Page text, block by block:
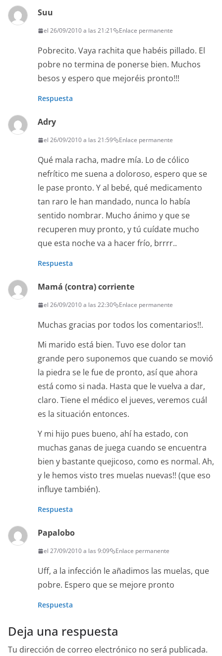
Suu
el 26/09/2010 a las 21:21 Enlace permanente
Pobrecito. Vaya rachita que habéis pillado. El
pobre no termina de ponerse bien. Muchos
besos y espero que mejoréis pronto!!!
Respuesta
Adry
el 26/09/2010 a las 21:59 Enlace permanente
Qué mala racha, madre mía. Lo de cólico
nefrítico me suena a doloroso, espero que se
le pase pronto. Y al bebé, qué medicamento
tan raro le han mandado, nunca lo había
sentido nombrar. Mucho ánimo y que se
recuperen muy pronto, y tú cuídate mucho
que esta noche va a hacer frío, brrrr..
Respuesta
Mamá (contra) corriente
el 26/09/2010 a las 22:30 Enlace permanente
Muchas gracias por todos los comentarios!!.
Mi marido está bien. Tuvo ese dolor tan
grande pero suponemos que cuando se movió
la piedra se le fue de pronto, así que ahora
está como si nada. Hasta que le vuelva a dar,
claro. Tiene el médico el jueves, veremos cuál
es la situación entonces.
Y mi hijo pues bueno, ahí ha estado, con
muchas ganas de juega cuando se encuentra
bien y bastante quejicoso, como es normal. Ah,
y le hemos visto tres muelas nuevas!! (que eso
influye también).
Respuesta
Papalobo
el 27/09/2010 a las 9:09 Enlace permanente
Uff, a la infección le añadimos las muelas, que
pobre. Espero que se mejore pronto
Respuesta
Deja una respuesta
Tu dirección de correo electrónico no será publicada.